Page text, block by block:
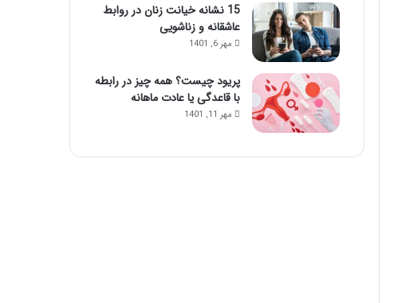
15 نشانه خیانت زنان در روابط
عاشقانه و زناشویی
مهر 6, 1401
پریود چیست؟ همه چیز در رابطه
با قاعدگی یا عادت ماهانه
مهر 11, 1401